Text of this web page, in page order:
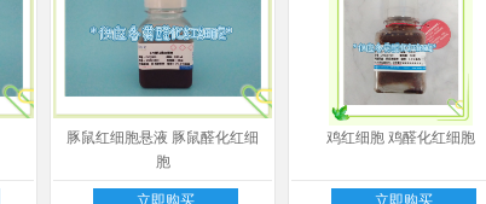
豚鼠红细胞悬液 豚鼠醛化红细
胞
立即购买
鸡红细胞 鸡醛化红细胞
立即购买